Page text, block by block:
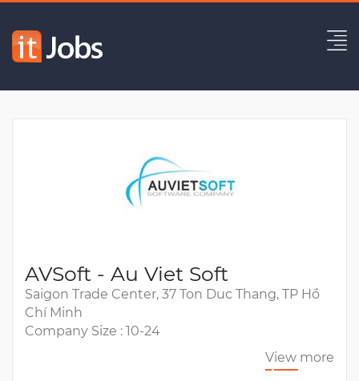
AVSoft - Au Viet Soft
Saigon Trade Center, 37 Ton Duc Thang, TP Hồ
Chí Minh
Company Size : 10-24
View more